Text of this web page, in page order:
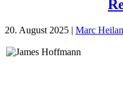
20. August 2025 | Marc